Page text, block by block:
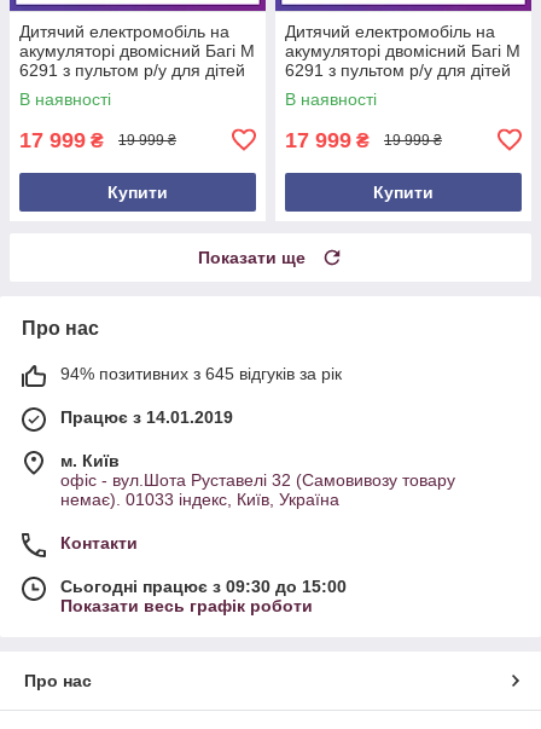
Дитячий електромобіль на
акумуляторі двомісний Багі M
6291 з пультом р/у для дітей
3-8 років Червоний
В наявності
17 999 ₴ 19 999 ₴
Купити
Дитячий електромобіль на
акумуляторі двомісний Багі M
6291 з пультом р/у для дітей
3-8 років Зелений
В наявності
17 999 ₴ 19 999 ₴
Купити
Показати ще
Про нас
94% позитивних з 645 відгуків за рік
Працює з 14.01.2019
м. Київ
офіс - вул.Шота Руставелі 32 (Самовивозу товару
немає). 01033 індекс, Київ, Україна
Контакти
Сьогодні працює з 09:30 до 15:00
Показати весь графік роботи
Про нас